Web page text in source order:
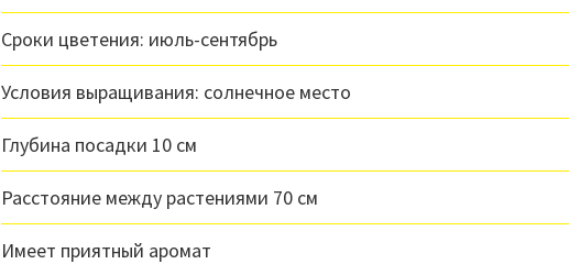
Сроки цветения: июль-сентябрь
Условия выращивания: солнечное место
Глубина посадки 10 см
Расстояние между растениями 70 см
Имеет приятный аромат